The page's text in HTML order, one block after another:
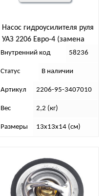
Насос гидроусилителя руля
УАЗ 2206 Евро-4 (замена
насоса ШНКФ 453.471.015)
Внутренний код 58236
Статус В наличии
Артикул 2206-95-3407010
Вес 2,2 (кг)
Размеры 13х13х14 (см)